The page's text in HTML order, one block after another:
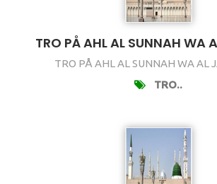
TRO PÅ AHL AL SUNNAH WA
TRO PÅ AHL AL SUNNAH WA AL
TRO..